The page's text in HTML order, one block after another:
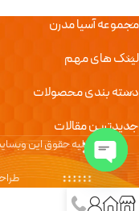
مجموعه آسیا مدرن
لینک های مهم
دسته بندی محصولات
جدیدترین مقالات
کلیه حقوق این
Open chaty